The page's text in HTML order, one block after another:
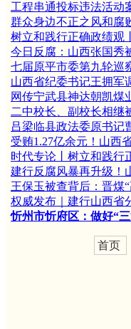
工程串通投标违法活动
群众身边不正之风和腐
树立和践行正确政绩观
今日反腐：山西张国秀
七届原平市委第九轮巡
山西省纪委书记王拥军
网传宁武县神达朝凯煤
二中校长、副校长相继
吕梁临县政法委原书记
受贿1.27亿余元！山西
时代专论丨树立和践行
建行反腐风暴再升级！
王保玉被查背后：晋煤
权威发布｜建行山西省
忻州市忻府区：做好“
首页